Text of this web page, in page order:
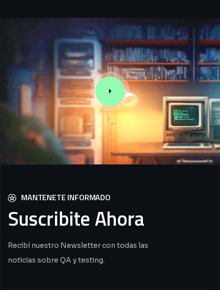
MANTENETE INFORMADO
SuscribiteAhora
Recibí nuestro Newsletter con todas las
noticias sobre QA y testing.